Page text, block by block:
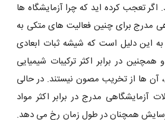
اگر تعجب کرده ‌اید که چرا آزمایشگاه ‌ها
مدرج برای چنین فعالیت ‌های متکی به
این دلیل است که شیشه ثبات ابعادی
در برابر اکثر ترکیبات شیمیایی
آن ها از تخریب مصون نیستند. در حالی
مدرج در برابر اکثر مواد
همچنان در طول زمان رخ می دهد.